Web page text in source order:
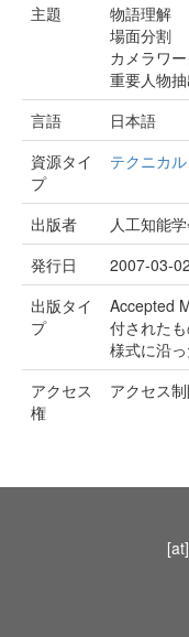
主題
物語理解
場面分割
カメラワー
重要人物抽
言語
日本語
資源タイ
プ
テクニカ
出版者
人工知能
発行日
2007-03-02
出版タイ
プ
Accepted
付された
様式に沿っ
アクセス
権
アクセス